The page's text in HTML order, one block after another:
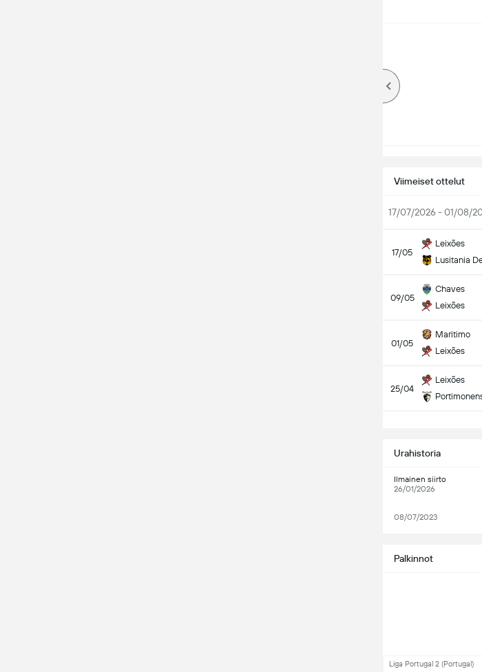
Viimeiset ottelut
17/07/2026 - 01/08/
17/05
Leixões
Lusitania
09/05
Chaves
Leixões
01/05
Maritimo
Leixões
25/04
Leixões
Urahistoria
Ilmainen siirto
26/01/2026
08/07/2023
Palkinnot
Liga Portugal 2 (Portugal)